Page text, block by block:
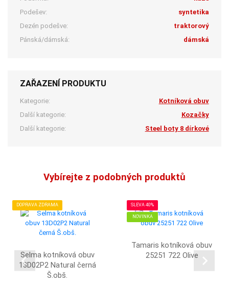
Podešev:
syntetika
Dezén podešve:
traktorový
Pánská/dámská:
dámská
ZAŘAZENÍ PRODUKTU
Kategorie:
Kotníková obuv
Další kategorie:
Kozačky
Další kategorie:
Steel boty 8 dírkové
Vybírejte z podobných produktů
DOPRAVA ZDRAMA
Selma kotníková obuv
13D02P2 Natural černá
Š.obš.
SLEVA 40%
NOVINKA
Tamaris kotníková obuv
25251 722 Olive